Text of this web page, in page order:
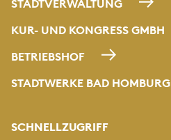
STADTVERWALTUNG
KUR- UND KONGRESS GMBH
BETRIEBSHOF
STADTWERKE BAD HOMBURG
SCHNELLZUGRIFF